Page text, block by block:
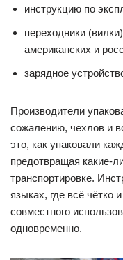
инструкцию по
переходники
американских и
зарядное
Производители
сожалению, чехлов и
это, как упаковали
предотвращая какие-
транспортировке.
языках, где всё чётко
совместного
одновременно.